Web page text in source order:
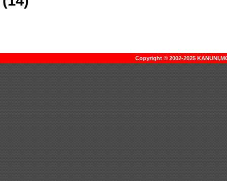
Copyright © 2002-2025